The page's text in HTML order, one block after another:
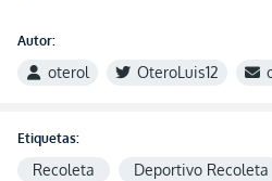
Autor:
oterol OteroLuis12
Etiquetas:
Recoleta Deportivo Recoleta